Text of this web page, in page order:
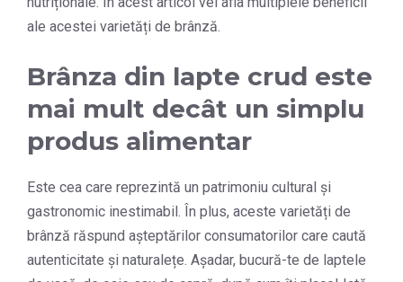
ale acestei varietăți de brânză.
Brânza din lapte crud este
mai mult decât un simplu
produs alimentar
Este cea care reprezintă un patrimoniu cultural și
gastronomic inestimabil. În plus, aceste varietăți de
brânză răspund așteptărilor consumatorilor care caută
autenticitate și naturalețe. Așadar, bucură-te de laptele